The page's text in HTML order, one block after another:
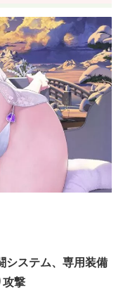
システム、専用装備
撃